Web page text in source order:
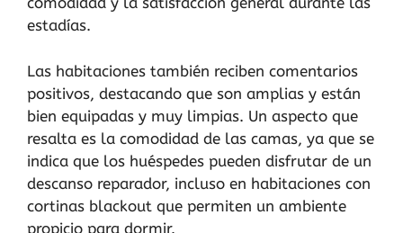
estadías.
Las habitaciones también reciben comentarios
positivos, destacando que son amplias y están
bien equipadas y muy limpias. Un aspecto que
resalta es la comodidad de las camas, ya que se
indica que los huéspedes pueden disfrutar de un
descanso reparador, incluso en habitaciones con
cortinas blackout que permiten un ambiente
propicio para dormir.